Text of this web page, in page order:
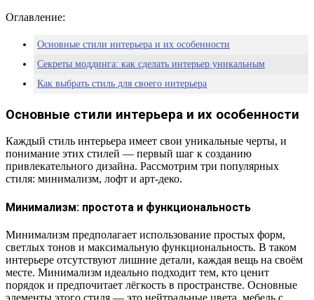
Оглавление:
Основные стили интерьера и их особенности
Секреты моддинга: как сделать интерьер уникальным
Как выбрать стиль для своего интерьера
Основные стили интерьера и их особенности
Каждый стиль интерьера имеет свои уникальные черты, и
понимание этих стилей — первый шаг к созданию
привлекательного дизайна. Рассмотрим три популярных
стиля: минимализм, лофт и арт-деко.
Минимализм: простота и функциональность
Минимализм предполагает использование простых форм,
светлых тонов и максимальную функциональность. В таком
интерьере отсутствуют лишние детали, каждая вещь на своём
месте. Минимализм идеально подходит тем, кто ценит
порядок и предпочитает лёгкость в пространстве. Основные
элементы этого стиля — это нейтральные цвета, мебель с